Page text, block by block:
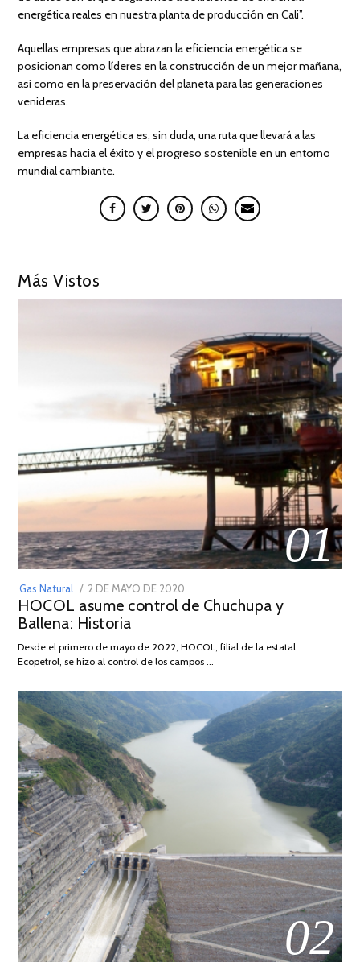
energética reales en nuestra planta de producción en Cali”.
Aquellas empresas que abrazan la eficiencia energética se
posicionan como líderes en la construcción de un mejor mañana,
así como en la preservación del planeta para las generaciones
venideras.
La eficiencia energética es, sin duda, una ruta que llevará a las
empresas hacia el éxito y el progreso sostenible en un entorno
mundial cambiante.
Más Vistos
01
Gas Natural
POSTED
ON
2 DE MAYO DE 2020
DE
2026
HOCOL asume control de Chuchupa y
Ballena: Historia
Desde el primero de mayo de 2022, HOCOL, filial de la estatal
Ecopetrol, se hizo al control de los campos …
02